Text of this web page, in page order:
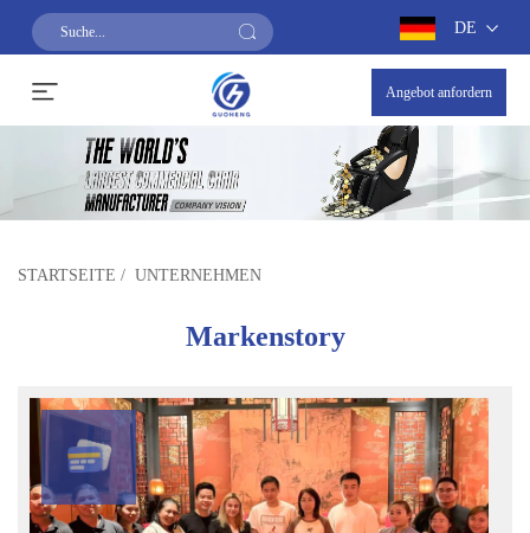
DE
Angebot anfordern
STARTSEITE / UNTERNEHMEN
Markenstory